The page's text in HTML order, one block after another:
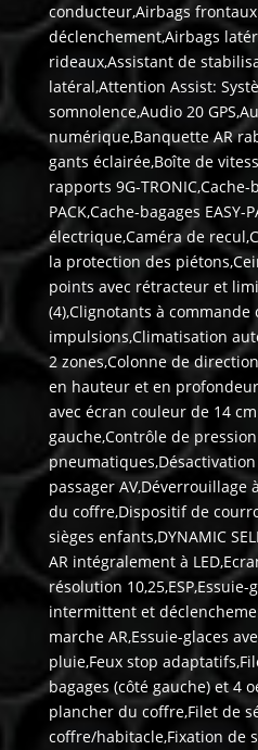
conducteur,Airbags
déclenchement,Airbags
rideaux,Assistant de
latéral,Attention Assist:
somnolence,Audio 20
numérique,Banquette AR
gants éclairée,Boîte de
rapports 9G-TRONIC,Cache-
PACK,Cache-bagages EASY-
électrique,Caméra de
la protection des
points avec rétracteur et
(4),Clignotants à
impulsions,Climatisation
2 zones,Colonne de
en hauteur et en
avec écran couleur de 14
gauche,Contrôle de
passager AV,Déverrouillage
du coffre,Dispositif de
sièges enfants,DYNAMIC
AR intégralement à
résolution 10,25,ESP,Essuie-
intermittent et
marche AR,Essuie-glaces
pluie,Feux stop
bagages (côté gauche) et 4
plancher du coffre,Filet de
coffre/habitacle,Fixation de